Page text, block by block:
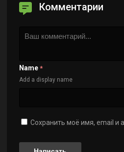
Комментарии
Name *
Add a display name
Сохранить моё имя, email и